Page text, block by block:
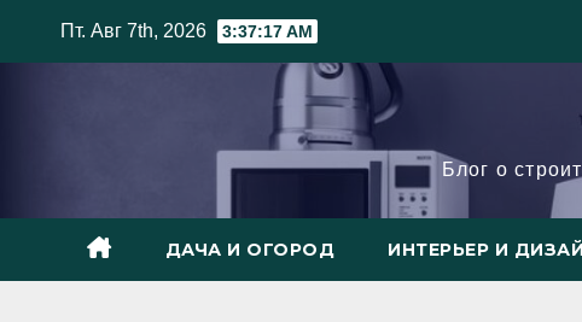
Пт. Авг 7th, 2026 3:37:18 AM
Блог о
ДАЧА И ОГОРОД ИНТЕРЬЕР И